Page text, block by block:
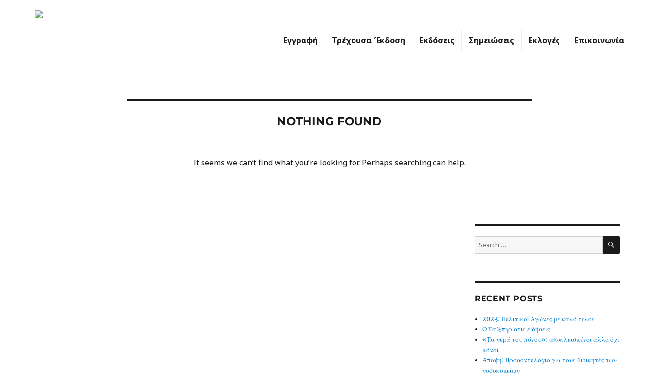
Εγγραφή Τρέχουσα Έκδοση Εκδόσεις Σημειώσεις Εκλογές Επικοινωνία
NOTHING FOUND
It seems we can’t find what you’re looking for. Perhaps searching can help.
Search
for:
SEARCH
RECENT POSTS
2023: Πολιτικοί Αγώνες με καλό τέλος
Ο Σαίξπηρ στις ειδήσεις
«Τα νερά του πόνου»: αποκλεισμένοι αλλά όχι
μόνοι
Άποψη: Προσοντολόγιο για τους διοικητές των
νοσοκομείων